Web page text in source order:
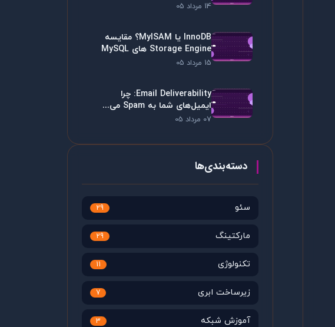
14 مرداد 05
InnoDB یا MyISAM؟ مقایسه
Storage Engine های MySQL
15 مرداد 05
Email Deliverability: چرا
ایمیل‌های شما به Spam می...
07 مرداد 05
دسته‌بندی‌ها
سئو 29
مارکتینگ 29
تکنولوژی 11
زیرساخت ابری 7
آموزش شبکه 3